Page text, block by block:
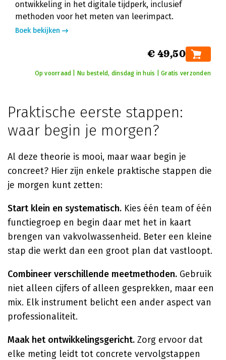
ontwikkeling in het digitale tijdperk, inclusief
methoden voor het meten van leerimpact.
Boek bekijken
€ 49,50
Op voorraad | Nu besteld, dinsdag in huis | Gratis verzonden
Praktische eerste stappen:
waar begin je morgen?
Al deze theorie is mooi, maar waar begin je
concreet? Hier zijn enkele praktische stappen die
je morgen kunt zetten:
Start klein en systematisch. Kies één team of één
functiegroep en begin daar met het in kaart
brengen van vakvolwassenheid. Beter een kleine
stap die werkt dan een groot plan dat vastloopt.
Combineer verschillende meetmethoden. Gebruik
niet alleen cijfers of alleen gesprekken, maar een
mix. Elk instrument belicht een ander aspect van
professionaliteit.
Maak het ontwikkelingsgericht. Zorg ervoor dat
elke meting leidt tot concrete vervolgstappen